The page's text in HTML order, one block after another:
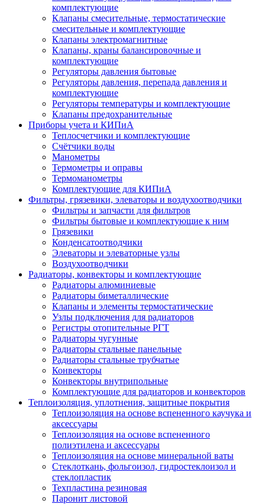
комплектующие
Клапаны смесительные, термостатические
смесительные и комплектующие
Клапаны электромагнитные
Клапаны, краны балансировочные и
комплектующие
Регуляторы давления бытовые
Регуляторы давления, перепада давления и
комплектующие
Регуляторы температуры и комплектующие
Клапаны предохранительные
Приборы учета и КИПиА
Теплосчетчики и комплектующие
Счётчики воды
Манометры
Термометры и оправы
Термоманометры
Комплектующие для КИПиА
Фильтры, грязевики, элеваторы и воздухоотводчики
Фильтры и запчасти для фильтров
Фильтры бытовые и комплектующие к ним
Грязевики
Конденсатоотводчики
Элеваторы и элеваторные узлы
Воздухоотводчики
Радиаторы, конвекторы и комплектующие
Радиаторы алюминиевые
Радиаторы биметаллические
Клапаны и элементы термостатические
Узлы подключения для радиаторов
Регистры отопительные РГТ
Радиаторы чугунные
Радиаторы стальные панельные
Радиаторы стальные трубчатые
Конвекторы
Конвекторы внутрипольные
Комплектующие для радиаторов и конвекторов
Теплоизоляция, уплотнения, защитные покрытия
Теплоизоляция на основе вспененного каучука и
аксессуары
Теплоизоляция на основе вспененного
полиэтилена и аксессуары
Теплоизоляция на основе минеральной ваты
Стеклоткань, фольгоизол, гидростеклоизол и
стеклопластик
Техпластина резиновая
Паронит листовой